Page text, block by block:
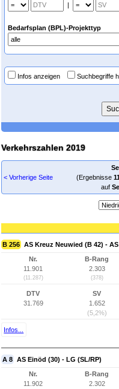
|
Bedarfsplan (BPL)-Projekttyp
Infos anzeigen Suchbegriffe
Verkehrszahlen 2019
< Vorherige Seite
(Ergebnisse
auf
B 256 AS Kreuz Neuwied (B 42) -
Nr.
11.901
(11.287)
B-Rang
2.303
(378)
DTV
31.769
SV
1.652
(5,2%)
Infos...
A 8 AS Einöd (30) - LG (SL/RP)
Nr.
11.902
B-Rang
2.302